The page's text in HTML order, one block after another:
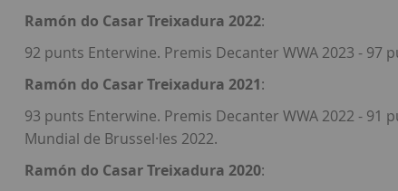
Ramón do Casar Treixadura 2022:
92 punts Enterwine. Premis Decanter WWA 2023 - 97
Ramón do Casar Treixadura 2021:
93 punts Enterwine. Premis Decanter WWA 2022 - 91
Mundial de Brussel·les 2022.
Ramón do Casar Treixadura 2020: